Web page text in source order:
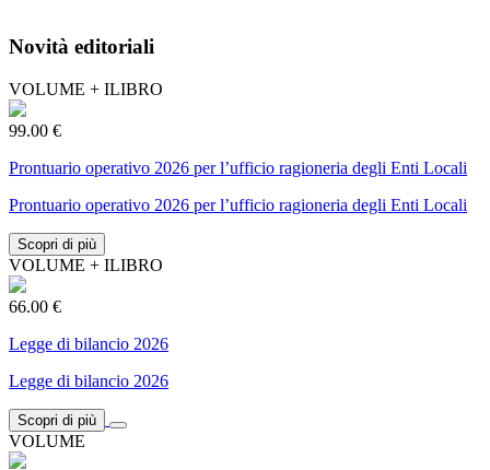
Novità editoriali
VOLUME + ILIBRO
99.00 €
Prontuario operativo 2026 per l’ufficio ragioneria degli Enti Locali
Prontuario operativo 2026 per l’ufficio ragioneria degli Enti Locali
Scopri di più
VOLUME + ILIBRO
66.00 €
Legge di bilancio 2026
Legge di bilancio 2026
Scopri di più
VOLUME